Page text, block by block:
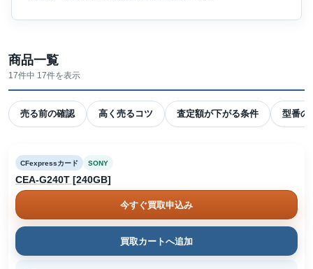
商品一覧
17件中 17件を表示
売る前の確認 高く売るコツ 査定額が下がる条件 型番の
CFexpressカード SONY
CEA-G240T [240GB]
今すぐ買取申込み
買取カートへ追加